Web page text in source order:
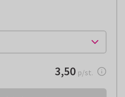
€ 3,50per stuk
3,50 p/st.